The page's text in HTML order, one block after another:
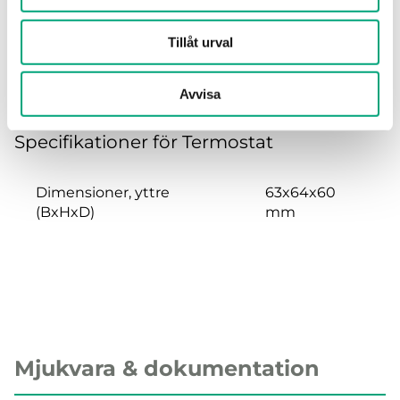
Tillåt urval
Avvisa
Specifikationer
Specifikationer för Termostat
Dimensioner, yttre
(BxHxD)
63x64x60
mm
Mjukvara & dokumentation